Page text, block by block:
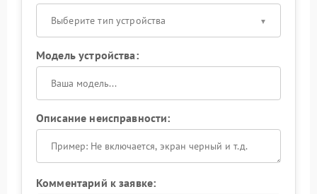
Выберите тип устройства
Модель устройства:
Описание неисправности:
Комментарий к заявке: